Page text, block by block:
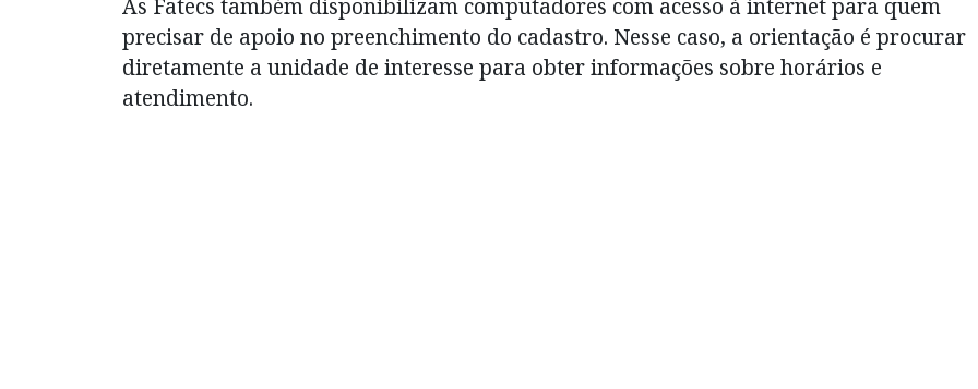
As Fatecs também disponibilizam computadores com acesso à internet para quem
precisar de apoio no preenchimento do cadastro. Nesse caso, a orientação é procurar
diretamente a unidade de interesse para obter informações sobre horários e
atendimento.